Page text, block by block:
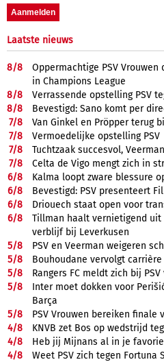
Laatste nieuws
8/8
Oppermachtige PSV
in Champions League
8/8
Verrassende opstelling PSV
8/8
Bevestigd: Sano komt per
7/8
Van Ginkel en Pröpper terug
7/8
Vermoedelijke opstelling PSV
7/8
Tuchtzaak succesvol,
7/8
Celta de Vigo mengt zich in
6/8
Kalma loopt zware blessure
6/8
Bevestigd: PSV presenteert
6/8
Driouech staat open voor
6/8
Tillman haalt vernietigend
verblijf bij Leverkusen
5/8
PSV en Veerman weigeren
5/8
Bouhoudane vervolgt carrière
5/8
Rangers FC meldt zich bij
5/8
Inter moet dokken voor
Barça
5/8
PSV Vrouwen bereiken finale
4/8
KNVB zet Bos op wedstrijd
4/8
Heb jij Mijnans al in je
4/8
Weet PSV zich tegen